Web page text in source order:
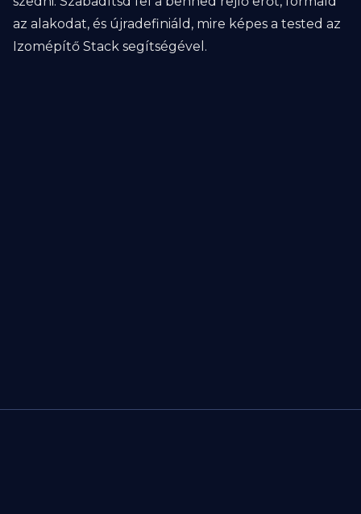
az alakodat, és újradefiniáld, mire képes a tested az
Izomépítő Stack segítségével.